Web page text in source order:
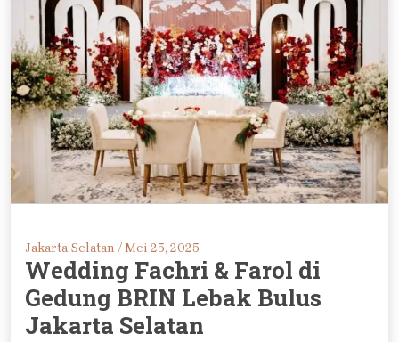
Jakarta Selatan /Mei 25, 2025
Wedding Fachri & Farol di
Gedung BRIN Lebak Bulus
Jakarta Selatan